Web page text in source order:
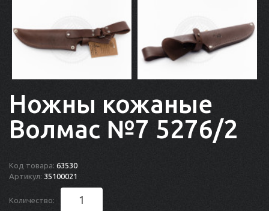
Ножны кожаные
Волмас №7 5276/2
Код товара: 63530
Артикул: 35100021
Количество: